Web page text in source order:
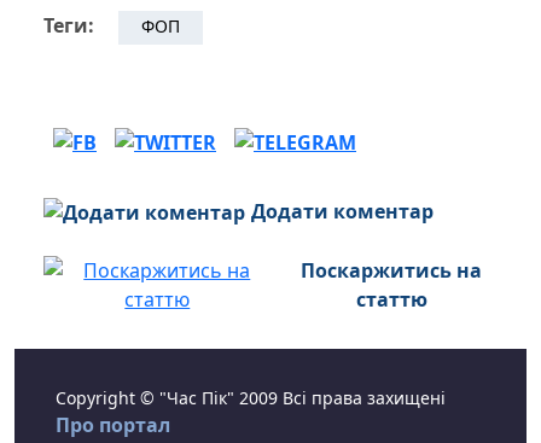
Теги: ФОП
Додати коментар
Поскаржитись на
статтю
Copyright © "Час Пік" 2009 Всі права захищені
Про портал